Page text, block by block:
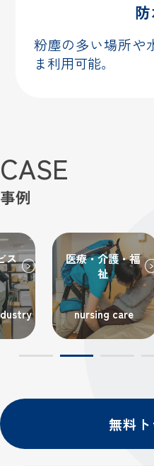
粉塵の多い場所や
ま利用可能。
CASE
事例
ス
医療・介護・福
祉
nursing care
お申し込み・お問い合わせ
無料